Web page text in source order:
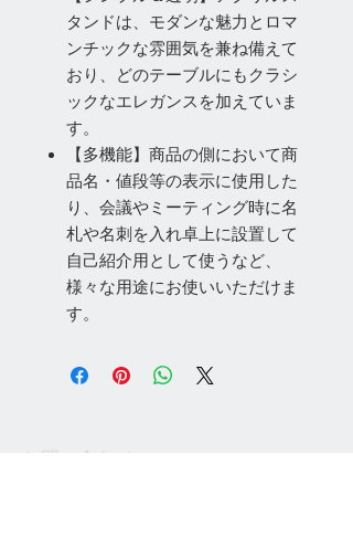
タンドは、モダンな魅力とロマ
ンチックな雰囲気を兼ね備えて
おり、どのテーブルにもクラシ
ックなエレガンスを加えていま
す。
【多機能】商品の側において商
品名・値段等の表示に使用した
り、会議やミーティング時に名
札や名刺を入れ卓上に設置して
自己紹介用として使うなど、
様々な用途にお使いいただけま
す。
お問い合わせ